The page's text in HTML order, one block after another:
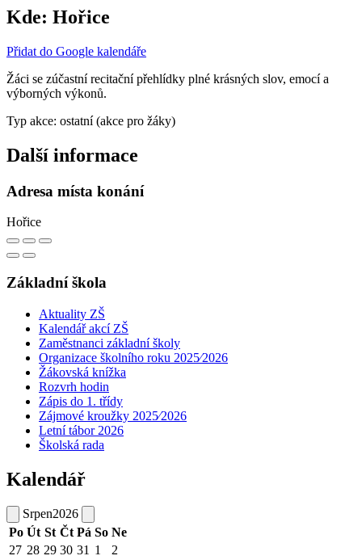
Kde: Hořice
Přidat do Google kalendáře
Žáci se zúčastní recitační přehlídky plné krásných slov, emocí a
výborných výkonů.
Typ akce: ostatní (akce pro žáky)
Další informace
Adresa místa konání
Hořice
Základní škola
Aktuality ZŠ
Kalendář akcí ZŠ
Zaměstnanci základní školy
Organizace školního roku 2025⁄2026
Žákovská knížka
Rozvrh hodin
Zápis do 1. třídy
Zájmové kroužky 2025⁄2026
Letní tábor 2026
Školská rada
Kalendář
Srpen2026
Po Út St Čt Pá So Ne
27 28 29 30 31 1
2